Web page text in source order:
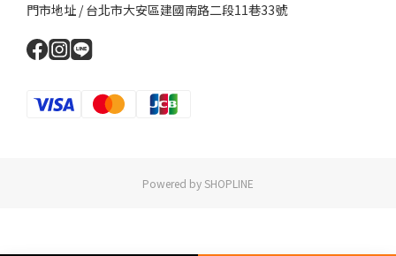
門市地址 / 台北市大安區建國南路二段11巷33號
Powered by SHOPLINE